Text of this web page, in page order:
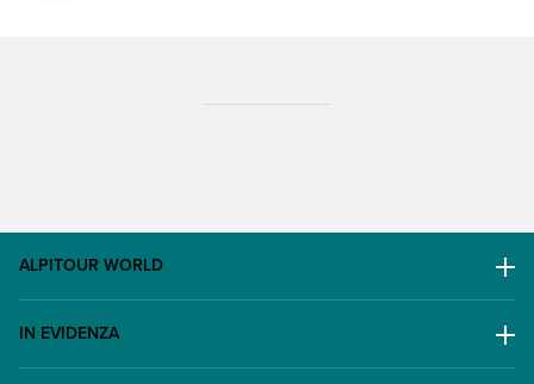
ALPITOUR WORLD
AWARD
IN EVIDENZA
Escursioni